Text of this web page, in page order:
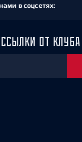
в соцсетях:
ОТ